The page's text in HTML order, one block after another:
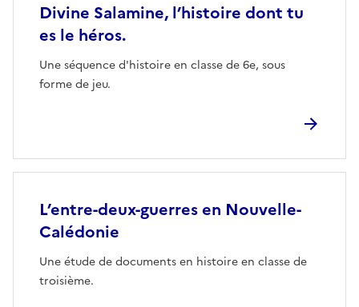
Divine Salamine, l’histoire dont tu
es le héros.
Une séquence d'histoire en classe de 6e, sous
forme de jeu.
L’entre-deux-guerres en Nouvelle-
Calédonie
Une étude de documents en histoire en classe de
troisième.